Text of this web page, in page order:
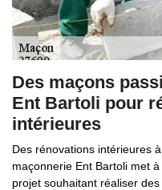
Des maçons
Ent Bartoli pour
intérieures
Des rénovations intérieures
maçonnerie Ent Bartoli met
projet souhaitant réaliser